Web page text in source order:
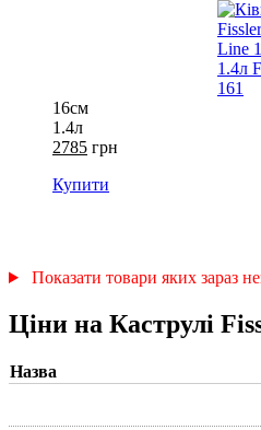
16см
1.4л
2785 грн
Купити
Показати товари яких зараз
Ціни на Каструлі
Назва